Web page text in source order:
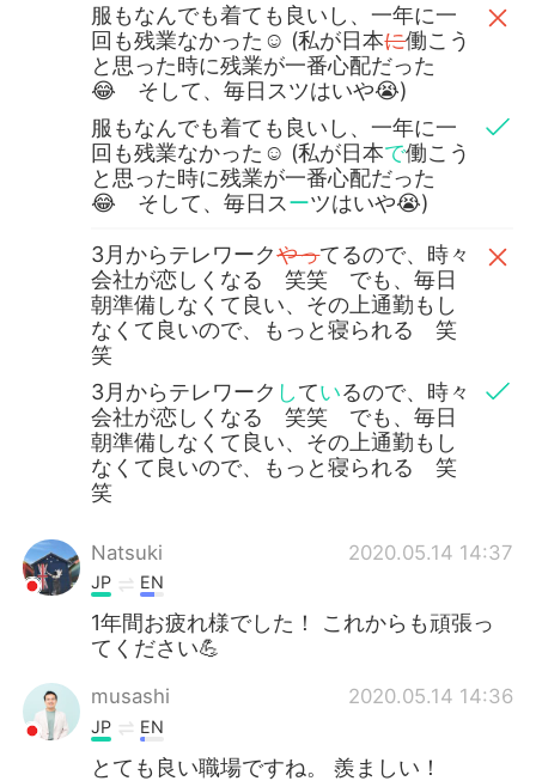
服もなんでも着ても良いし、一年に一
回も残業なかった☺ (私が日本に働こう
と思った時に残業が一番心配だった
😂 そして、毎日スツはいや😭)
服もなんでも着ても良いし、一年に一
回も残業なかった☺ (私が日本で働こう
と思った時に残業が一番心配だった
😂 そして、毎日スーツはいや😭)
3月からテレワークやってるので、時々
会社が恋しくなる 笑笑 でも、毎日
朝準備しなくて良い、その上通勤もし
なくて良いので、もっと寝られる 笑
笑
3月からテレワーク しているので、時々
会社が恋しくなる 笑笑 でも、毎日
朝準備しなくて良い、その上通勤もし
なくて良いので、もっと寝られる 笑
笑
Natsuki 2020.05.14 14:37
JP EN
1年間お疲れ様でした！ これからも頑張っ
てください💪
musashi 2020.05.14 14:36
JP EN
とても良い職場ですね。 羨ましい！